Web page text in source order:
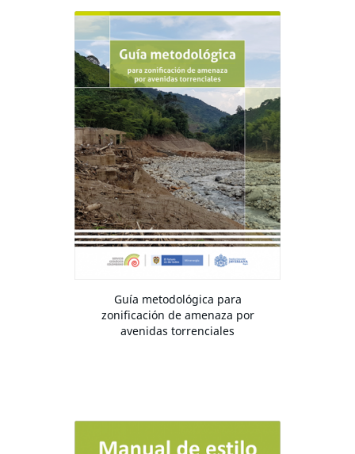
Guía metodológica para
zonificación de amenaza por
avenidas torrenciales